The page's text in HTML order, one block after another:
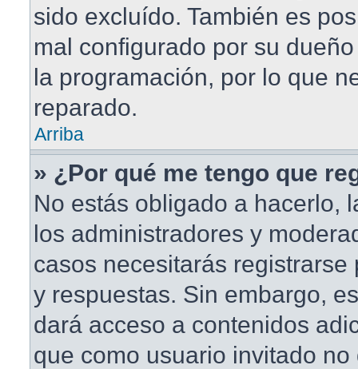
sido excluído. También es
mal configurado por su
la programación, por lo que
reparado.
Arriba
» ¿Por qué me tengo que
No estás obligado a hacerlo,
los administradores y
casos necesitarás registrarse
y respuestas. Sin embargo,
dará acceso a contenidos
que como usuario invitado